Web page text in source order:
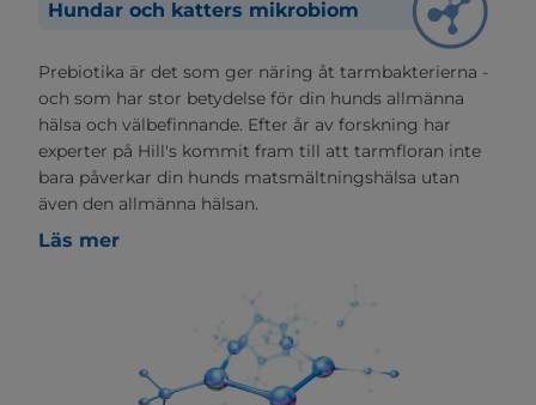
Hundar och katters mikrobiom
Prebiotika är det som ger näring åt tarmbakterierna -
och som har stor betydelse för din hunds allmänna
hälsa och välbefinnande. Efter år av forskning har
experter på Hill's kommit fram till att tarmfloran inte
bara påverkar din hunds matsmältningshälsa utan
även den allmänna hälsan.
Läs mer